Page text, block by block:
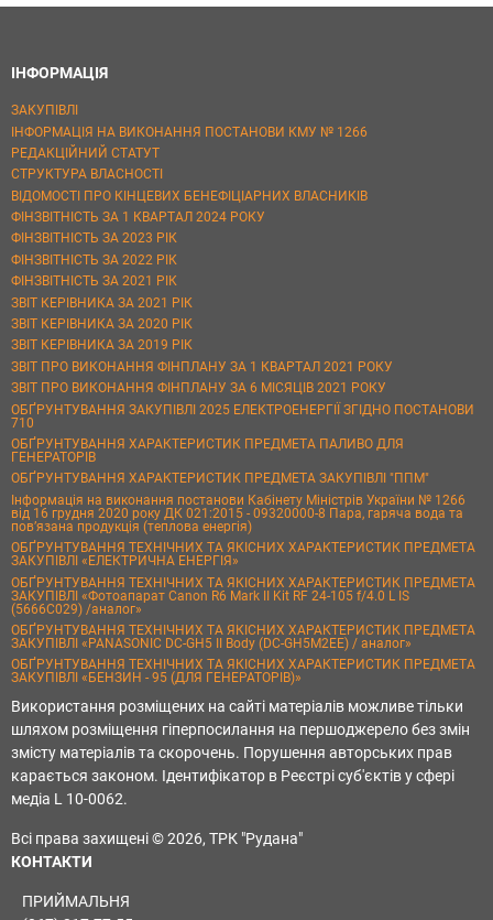
ІНФОРМАЦІЯ
ЗАКУПІВЛІ
ІНФОРМАЦІЯ НА ВИКОНАННЯ ПОСТАНОВИ КМУ № 1266
РЕДАКЦІЙНИЙ СТАТУТ
СТРУКТУРА ВЛАСНОСТІ
ВІДОМОСТІ ПРО КІНЦЕВИХ БЕНЕФІЦІАРНИХ ВЛАСНИКІВ
ФІНЗВІТНІСТЬ ЗА 1 КВАРТАЛ 2024 РОКУ
ФІНЗВІТНІСТЬ ЗА 2023 РІК
ФІНЗВІТНІСТЬ ЗА 2022 РІК
ФІНЗВІТНІСТЬ ЗА 2021 РІК
ЗВІТ КЕРІВНИКА ЗА 2021 РІК
ЗВІТ КЕРІВНИКА ЗА 2020 РІК
ЗВІТ КЕРІВНИКА ЗА 2019 РІК
ЗВІТ ПРО ВИКОНАННЯ ФІНПЛАНУ ЗА 1 КВАРТАЛ 2021 РОКУ
ЗВІТ ПРО ВИКОНАННЯ ФІНПЛАНУ ЗА 6 МІСЯЦІВ 2021 РОКУ
ОБҐРУНТУВАННЯ ЗАКУПІВЛІ 2025 ЕЛЕКТРОЕНЕРГІЇ ЗГІДНО ПОСТАНОВИ
710
ОБҐРУНТУВАННЯ ХАРАКТЕРИСТИК ПРЕДМЕТА ПАЛИВО ДЛЯ
ГЕНЕРАТОРІВ
ОБҐРУНТУВАННЯ ХАРАКТЕРИСТИК ПРЕДМЕТА ЗАКУПІВЛІ "ППМ"
Інформація на виконання постанови Кабінету Міністрів України № 1266
від 16 грудня 2020 року ДК 021:2015 - 09320000-8 Пара, гаряча вода та
пов’язана продукція (теплова енергія)
ОБҐРУНТУВАННЯ ТЕХНІЧНИХ ТА ЯКІСНИХ ХАРАКТЕРИСТИК ПРЕДМЕТА
ЗАКУПІВЛІ «ЕЛЕКТРИЧНА ЕНЕРГІЯ»
ОБҐРУНТУВАННЯ ТЕХНІЧНИХ ТА ЯКІСНИХ ХАРАКТЕРИСТИК ПРЕДМЕТА
ЗАКУПІВЛІ «Фотоапарат Canon R6 Mark II Kit RF 24-105 f/4.0 L IS
(5666C029) /аналог»
ОБҐРУНТУВАННЯ ТЕХНІЧНИХ ТА ЯКІСНИХ ХАРАКТЕРИСТИК ПРЕДМЕТА
ЗАКУПІВЛІ «PANASONIC DC-GH5 II Body (DC-GH5M2EE) / аналог»
ОБҐРУНТУВАННЯ ТЕХНІЧНИХ ТА ЯКІСНИХ ХАРАКТЕРИСТИК ПРЕДМЕТА
ЗАКУПІВЛІ «БЕНЗИН - 95 (ДЛЯ ГЕНЕРАТОРІВ)»
Використання розміщених на сайті матеріалів можливе тільки
шляхом розміщення гіперпосилання на першоджерело без змін
змісту матеріалів та скорочень. Порушення авторських прав
карається законом. Ідентифікатор в Реєстрі суб'єктів у сфері
медіа L 10-0062.
Всі права захищені © 2026, ТРК "Рудана"
КОНТАКТИ
ПРИЙМАЛЬНЯ